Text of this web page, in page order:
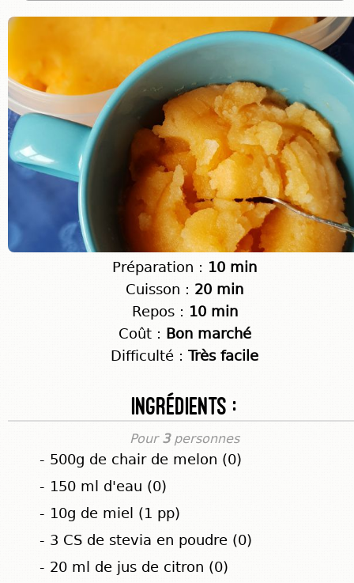
Préparation : 10 min
Cuisson : 20 min
Repos : 10 min
Coût : Bon marché
Difficulté :Très facile
Ingrédients :
Pour 3personnes
- 500g de chair de melon (0)
- 150 ml d'eau (0)
- 10g de miel (1 pp)
- 3 CS de stevia en poudre (0)
- 20 ml de jus de citron (0)